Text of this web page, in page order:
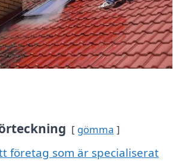
gömma
företag som är specialiserat